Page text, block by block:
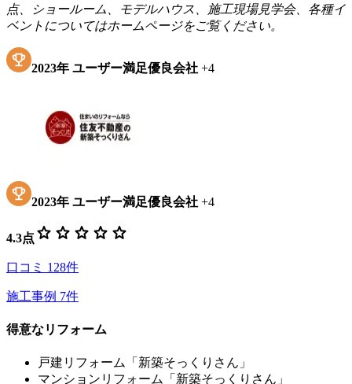
点、ショールーム、モデルハウス、施工現場見学会、各種イ
ベントについてはホームページをご覧ください。
2023年 ユーザー満足優良会社 +4
2023年 ユーザー満足優良会社 +4
4.3点 star star star star star
口コミ 128件
施工事例 7件
得意なリフォーム
戸建リフォーム「新築そっくりさん」
マンションリフォーム「新築そっくりさん」